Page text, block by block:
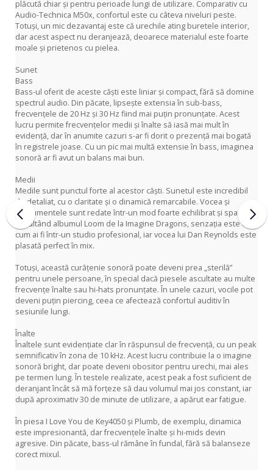
plăcută chiar și pentru perioade lungi de utilizare. Comparativ cu
Audio-Technica M50x, confortul este cu câteva niveluri peste.
Totuși, un mic dezavantaj este că urechile ating buretele interior,
dar acest aspect nu deranjează, deoarece materialul este foarte
moale și prietenos cu pielea.
Sunet
Bass
Bass-ul oferit de aceste căști este liniar și compact, fără să domine
spectrul audio. Din păcate, lipsește extensia în sub-bass,
frecvențele de 20 Hz și 30 Hz fiind mai puțin pronunțate. Acest
lucru permite frecvențelor medii și înalte să iasă mai mult în
evidență, dar în anumite cazuri s-ar fi dorit o prezență mai bogată
în registrele joase. Cu un pic mai multă extensie în bass, imaginea
sonoră ar fi avut un balans mai bun.
Medii
Medile sunt punctul forte al acestor căști. Sunetul este incredibil
de detaliat, cu o claritate și o dinamică remarcabile. Vocea și
instrumentele sunt redate într-un mod foarte echilibrat și spațial.
Ascultând albumul Loom de la Imagine Dragons, senzația este ca și
cum ai fi într-un studio profesional, iar vocea lui Dan Reynolds este
plasată perfect în mix.
Totuși, această curățenie sonoră poate deveni prea „sterilă”
pentru unele persoane, în special dacă piesele ascultate au multe
frecvențe înalte sau hi-hats pronunțate. În unele cazuri, vocile pot
deveni puțin piercing, ceea ce afectează confortul auditiv în
sesiunile lungi.
Înalte
Înaltele sunt evidențiate clar în răspunsul de frecvență, cu un peak
semnificativ în zona de 10 kHz. Acest lucru contribuie la o imagine
sonoră bright, dar poate deveni obositor pentru urechi, mai ales
pe termen lung. În testele realizate, acest peak a fost suficient de
deranjant încât să mă forțeze să dau volumul mai jos constant, iar
după aproximativ 30 de minute de utilizare, a apărut ear fatigue.
În piesa I Love You de Key4050 și Plumb, de exemplu, dinamica
este impresionantă, dar frecvențele înalte și hi-mids devin
agresive. Din păcate, bass-ul rămâne în fundal, fără să balanseze
corect mixul.